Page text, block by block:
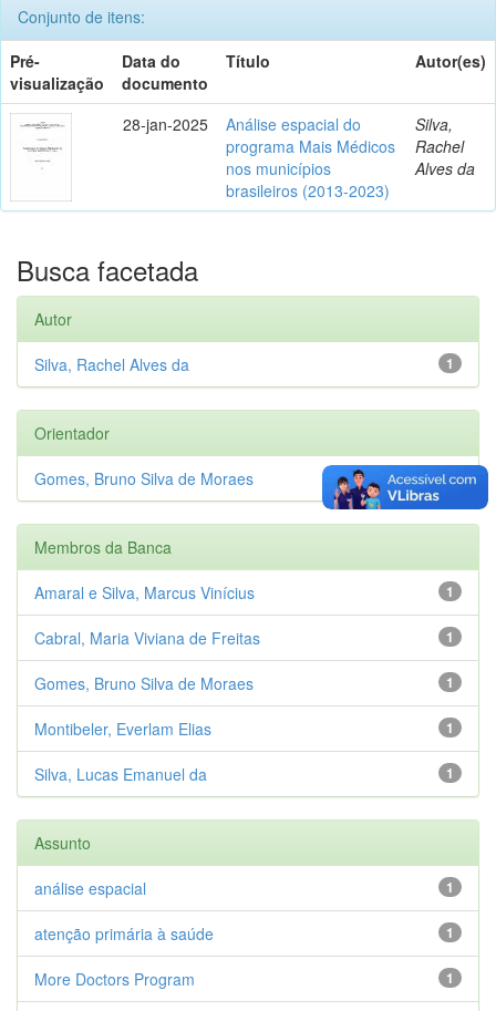
Conjunto de itens:
Pré-
visualização
Data do
documento
Título Autor(es)
28-jan-2025
Análise espacial do
programa Mais Médicos
nos municípios
brasileiros (2013-2023)
Silva,
Rachel
Alves da
Busca facetada
Autor
1
Silva, Rachel Alves da
Orientador
1
Gomes, Bruno Silva de Moraes
Membros da Banca
1
Amaral e Silva, Marcus Vinícius
1
Cabral, Maria Viviana de Freitas
1
Gomes, Bruno Silva de Moraes
1
Montibeler, Everlam Elias
1
Silva, Lucas Emanuel da
Assunto
1
análise espacial
1
atenção primária à saúde
1
More Doctors Program